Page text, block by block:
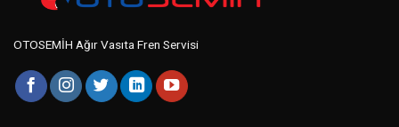
OTOSEMİH Ağır Vasıta Fren Servisi